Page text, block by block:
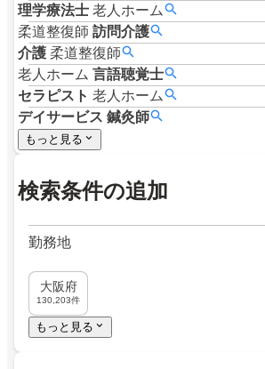
理学療法士 老人ホーム
柔道整復師 訪問介護
介護 柔道整復師
老人ホーム 言語聴覚士
セラピスト 老人ホーム
デイサービス 鍼灸師
もっと見る
検索条件の追加
勤務地
大阪府
130,203件
もっと見る